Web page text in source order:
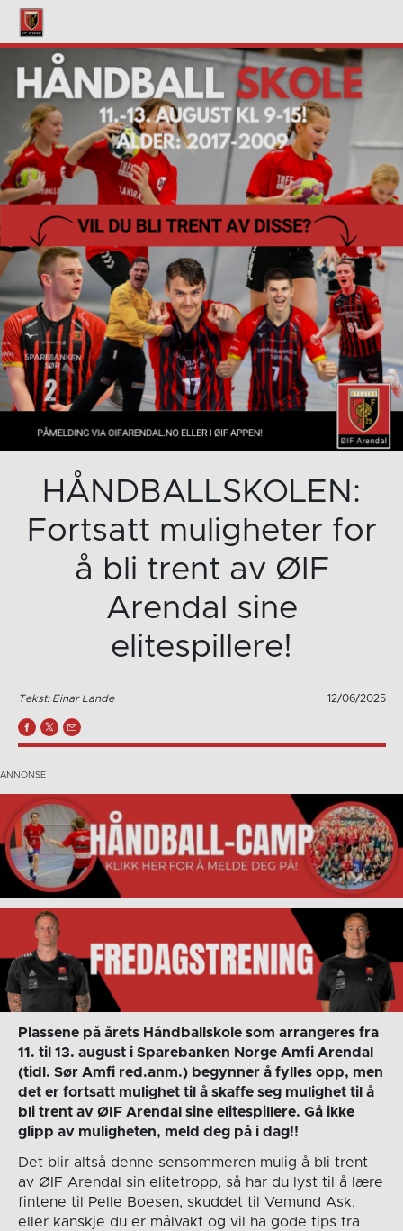
HÅNDBALLSKOLEN:
Fortsatt muligheter for
å bli trent av ØIF
Arendal sine
elitespillere!
Tekst: Einar Lande 12/06/2025
Plassene på årets Håndballskole som arrangeres fra
11. til 13. august i Sparebanken Norge Amfi Arendal
(tidl. Sør Amfi red.anm.) begynner å fylles opp, men
det er fortsatt mulighet til å skaffe seg mulighet til å
bli trent av ØIF Arendal sine elitespillere. Gå ikke
glipp av muligheten, meld deg på i dag!!
Det blir altså denne sensommeren mulig å bli trent
av ØIF Arendal sin elitetropp, så har du lyst til å lære
fintene til Pelle Boesen, skuddet til Vemund Ask,
eller kanskje du er målvakt og vil ha gode tips fra